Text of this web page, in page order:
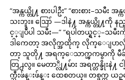
“အန္ကယ္တို႔ စားပါဦး” “စားစား–သမီ
သးဘူး။ ဪ —ဒါနဲ႔ အန္ကယ္တို႔ကို နည္
င့္ျပဳပါ သမီး—” “ရပါတယ္ရွင့္–သမီးကို
ဒါကေတာ့ အလိုက္အထိုက္ လိုက္ေျပာလို
တာ့ သူတို႔ အရက္ေသာက္ၾကမွာကို မီခ်
တြ႕လွ။ မေတာ္လို႔မ်ား အရက္တန္ခိုး
က္သီးဖ်န္းဖ်န္း ထေစတယ္။ တစ္ဖက္က ယဥ္ေ